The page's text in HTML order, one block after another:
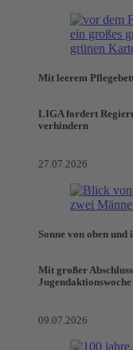
Mit leerem
LIGA fordert
verhindern
27.07.2026
Sonne von oben und
Mit großer
09.07.2026